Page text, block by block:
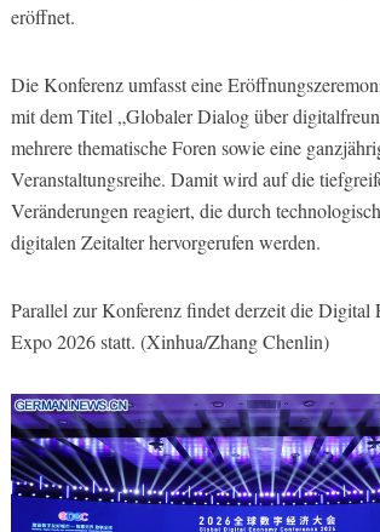
eröffnet.
Die Konferenz umfasst eine
mit dem Titel „Globaler Dialog über
mehrere thematische Foren sowie eine
Veranstaltungsreihe. Damit wird auf die
Veränderungen reagiert, die durch
digitalen Zeitalter hervorgerufen werden.
Parallel zur Konferenz findet derzeit die Digital
Expo 2026 statt. (Xinhua/Zhang Chenlin)